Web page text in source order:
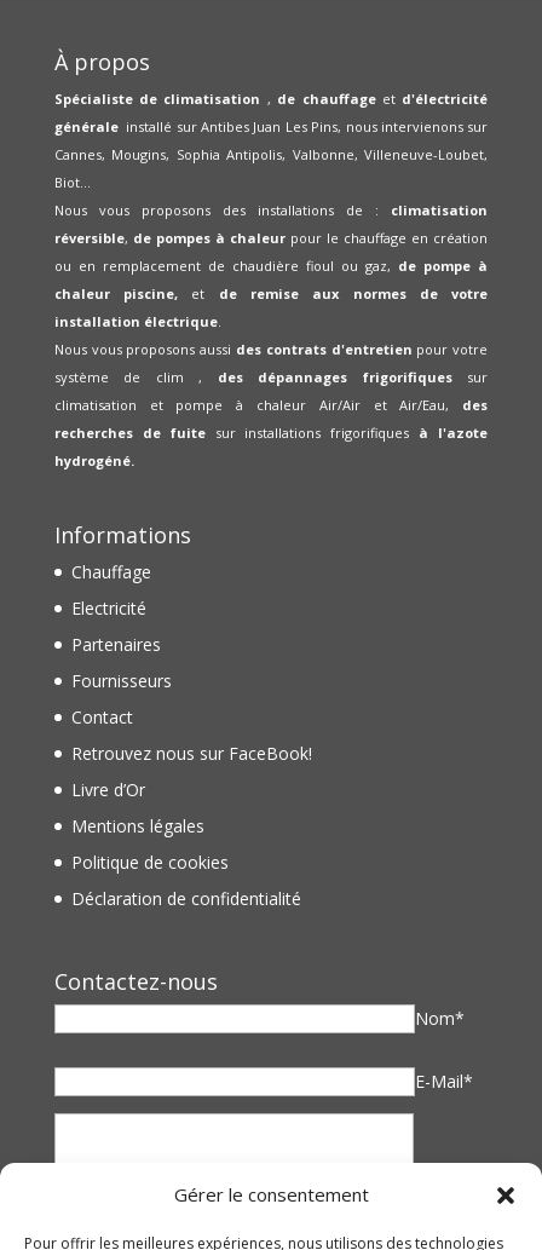
Gérer le consentement
Pour offrir les meilleures expériences, nous utilisons des technologies
À propos
Spécialiste de climatisation , de chauffageet d'électricité
générale installé sur Antibes Juan Les Pins, nous intervienons sur
Cannes, Mougins, Sophia Antipolis, Valbonne, Villeneuve-Loubet,
Biot...
Nous vous proposons des installations de : climatisation
réversible, de pompes à chaleurpour le chauffage en création
ou en remplacement de chaudière fioul ou gaz, de pompe à
chaleur piscine, et de remise aux normes de votre
installation électrique.
Nous vous proposons aussi des contrats d'entretien pour votre
système de clim , des dépannages frigorifiquessur
climatisation et pompe à chaleur Air/Air et Air/Eau, des
recherches de fuite sur installations frigorifiques à l'azote
hydrogéné.
Informations
Chauffage
Electricité
Partenaires
Fournisseurs
Contact
Retrouvez nous sur FaceBook!
Livre d’Or
Mentions légales
Politique de cookies
Déclaration de confidentialité
Contactez-nous
Nom*
E-Mail*